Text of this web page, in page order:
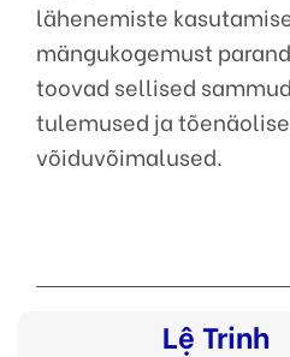
lähenemiste
mängukogemust
toovad sellised
tulemused ja
võiduvõimalused.
Lệ Trinh